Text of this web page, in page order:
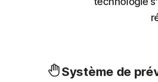
Système de